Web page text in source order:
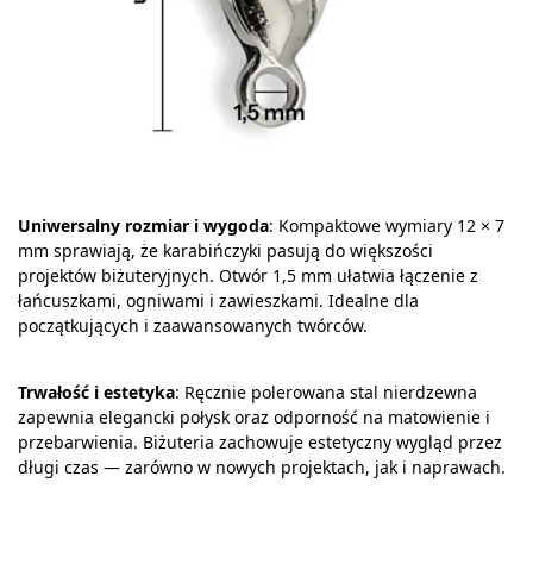
Uniwersalny rozmiar i wygoda: Kompaktowe wymiary 12 × 7
mm sprawiają, że karabińczyki pasują do większości
projektów biżuteryjnych. Otwór 1,5 mm ułatwia łączenie z
łańcuszkami, ogniwami i zawieszkami. Idealne dla
początkujących i zaawansowanych twórców.
Trwałość i estetyka: Ręcznie polerowana stal nierdzewna
zapewnia elegancki połysk oraz odporność na matowienie i
przebarwienia. Biżuteria zachowuje estetyczny wygląd przez
długi czas — zarówno w nowych projektach, jak i naprawach.